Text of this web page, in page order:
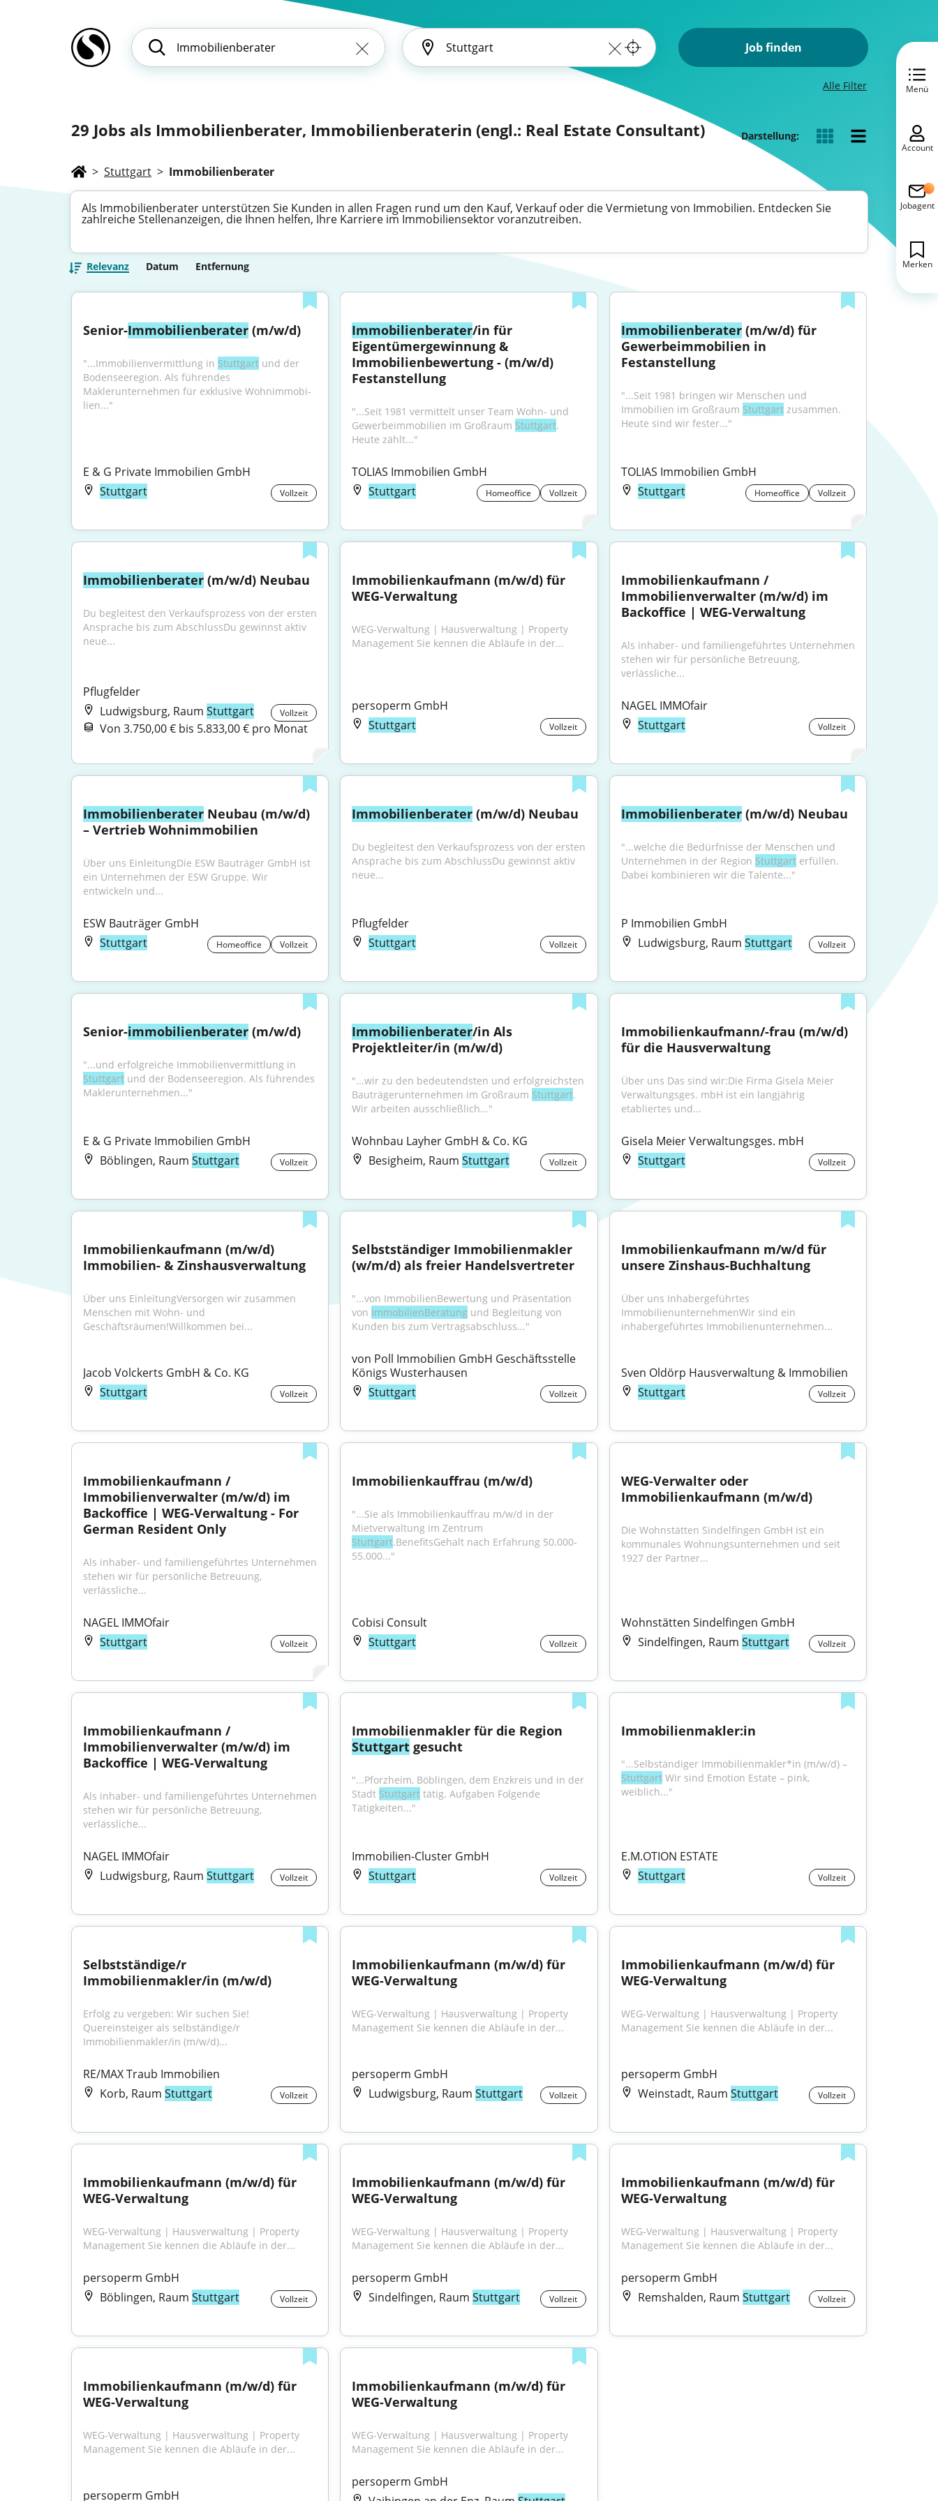
Job finden
Alle Filter
29 Jobs als Immobilienberater, Immobilienberaterin (engl.: Real Estate Consultant) Darstellung:
> Stuttgart > Immobilienberater
Als Immobilienberater unterstützen Sie Kunden in allen Fragen rund um den Kauf, Verkauf oder die Vermietung von Immobilien. Entdecken Sie
zahlreiche Stellenanzeigen, die Ihnen helfen, Ihre Karriere im Immobiliensektor voranzutreiben.
Relevanz Datum Entfernung
Senior-Immobilienberater (m/w/d)
"...Immobilienvermittlung in Stuttgart und der
Bodenseeregion. Als führendes
Maklerunternehmen für exklusive Wohnimmobi­
lien..."
E & G Private Immobilien GmbH
Stuttgart
Vollzeit
Immobilienberater/in für
Eigentümergewinnung &
Immobilienbewertung - (m/w/d)
Festanstellung
"...Seit 1981 vermittelt unser Team Wohn- und
Gewerbeimmobilien im Großraum Stuttgart.
Heute zählt..."
TOLIAS Immobilien GmbH
Stuttgart
Homeoffice Vollzeit
Immobilienberater (m/w/d) für
Gewerbeimmobilien in
Festanstellung
"...Seit 1981 bringen wir Menschen und
Immobilien im Großraum Stuttgart zusammen.
Heute sind wir fester..."
TOLIAS Immobilien GmbH
Stuttgart
Homeoffice Vollzeit
Immobilienberater (m/w/d) Neubau
Du begleitest den Verkaufsprozess von der ersten
Ansprache bis zum AbschlussDu gewinnst aktiv
neue...
Pflugfelder
Ludwigsburg, Raum Stuttgart Vollzeit
Von 3.750,00 € bis 5.833,00 € pro Monat
Immobilienkaufmann (m/w/d) für
WEG-Verwaltung
WEG-Verwaltung | Hausverwaltung | Property
Management Sie kennen die Abläufe in der...
persoperm GmbH
Stuttgart
Vollzeit
Immobilienkaufmann /
Immobilienverwalter (m/w/d) im
Backoffice | WEG-Verwaltung
Als inhaber- und familiengeführtes Unternehmen
stehen wir für persönliche Betreuung,
verlässliche...
NAGEL IMMOfair
Stuttgart
Vollzeit
Immobilienberater Neubau (m/w/d)
– Vertrieb Wohnimmobilien
Über uns EinleitungDie ESW Bauträger GmbH ist
ein Unternehmen der ESW Gruppe. Wir
entwickeln und...
ESW Bauträger GmbH
Stuttgart
Homeoffice Vollzeit
Immobilienberater (m/w/d) Neubau
Du begleitest den Verkaufsprozess von der ersten
Ansprache bis zum AbschlussDu gewinnst aktiv
neue...
Pflugfelder
Stuttgart
Vollzeit
Immobilienberater (m/w/d) Neubau
"...welche die Bedürfnisse der Menschen und
Unternehmen in der Region Stuttgart erfüllen.
Dabei kombinieren wir die Talente..."
P Immobilien GmbH
Ludwigsburg, Raum Stuttgart Vollzeit
Senior-immobilienberater (m/w/d)
Stuttgart und der Bodenseeregion. Als führendes
Maklerunternehmen..."
E & G Private Immobilien GmbH
Böblingen, Raum Stuttgart Vollzeit
Immobilienberater/in Als
Projektleiter/in (m/w/d)
"...wir zu den bedeutendsten und erfolgreichsten
Bauträgerunternehmen im Großraum Stuttgart.
Wir arbeiten ausschließlich..."
Wohnbau Layher GmbH & Co. KG
Besigheim, RaumStuttgart Vollzeit
Immobilienkaufmann/-frau (m/w/d)
für die Hausverwaltung
Über uns Das sind wir:Die Firma Gisela Meier
Verwaltungsges. mbH ist ein langjährig
etabliertes und...
Gisela Meier Verwaltungsges. mbH
Stuttgart
Vollzeit
Immobilienkaufmann (m/w/d)
Immobilien- & Zinshausverwaltung
Über uns EinleitungVersorgen wir zusammen
Menschen mit Wohn- und
Geschäftsräumen!Willkommen bei...
Jacob Volckerts GmbH & Co. KG
Stuttgart
Vollzeit
Selbstständiger Immobilienmakler
(w/m/d) als freier Handelsvertreter
"...von ImmobilienBewertung und Präsentation
von ImmobilienBeratung und Begleitung von
Kunden bis zum Vertragsabschluss..."
von Poll Immobilien GmbH Geschäftsstelle
Königs Wusterhausen
Stuttgart
Vollzeit
Immobilienkaufmann m/w/d für
unsere Zinshaus-Buchhaltung
Über uns Inhabergeführtes
ImmobilienunternehmenWir sind ein
inhabergeführtes Immobilienunternehmen...
Sven Oldörp Hausverwaltung & Immobilien
Stuttgart
Vollzeit
Immobilienkaufmann /
Immobilienverwalter (m/w/d) im
Backoffice | WEG-Verwaltung - For
German Resident Only
Als inhaber- und familiengeführtes Unternehmen
stehen wir für persönliche Betreuung,
verlässliche...
NAGEL IMMOfair
Stuttgart
Vollzeit
Immobilienkauffrau (m/w/d)
"...Sie als Immobilienkauffrau m/w/d in der
Stuttgart.BenefitsGehalt nach Erfahrung 50.000-
55.000..."
Cobisi Consult
Stuttgart
Vollzeit
WEG-Verwalter oder
Immobilienkaufmann (m/w/d)
Die Wohnstätten Sindelfingen GmbH ist ein
kommunales Wohnungsunternehmen und seit
1927 der Partner...
Wohnstätten Sindelfingen GmbH
Sindelfingen, Raum Stuttgart Vollzeit
Immobilienkaufmann /
Immobilienverwalter (m/w/d) im
Backoffice | WEG-Verwaltung
Als inhaber- und familiengeführtes Unternehmen
stehen wir für persönliche Betreuung,
verlässliche...
NAGEL IMMOfair
Ludwigsburg, Raum Stuttgart Vollzeit
Stuttgart gesucht
"...Pforzheim, Böblingen, dem Enzkreis und in der
Stadt Stuttgart tätig. Aufgaben Folgende
Tätigkeiten..."
Immobilien-Cluster GmbH
Stuttgart
Vollzeit
Immobilienmakler:in
"...Selbständiger Immobilienmakler*in (m/w/d) –
Stuttgart Wir sind Emotion Estate – pink,
weiblich..."
E.M.OTION ESTATE
Stuttgart
Vollzeit
Selbstständige/r
Immobilienmakler/in (m/w/d)
Erfolg zu vergeben: Wir suchen Sie!
Quereinsteiger als selbständige/r
Immobilienmakler/in (m/w/d)...
RE/MAX Traub Immobilien
Korb, Raum Stuttgart Vollzeit
Immobilienkaufmann (m/w/d) für
WEG-Verwaltung
WEG-Verwaltung | Hausverwaltung | Property
Management Sie kennen die Abläufe in der...
persoperm GmbH
Ludwigsburg, RaumStuttgart Vollzeit
Immobilienkaufmann (m/w/d) für
WEG-Verwaltung
WEG-Verwaltung | Hausverwaltung | Property
Management Sie kennen die Abläufe in der...
persoperm GmbH
Weinstadt, Raum Stuttgart Vollzeit
Immobilienkaufmann (m/w/d) für
WEG-Verwaltung
WEG-Verwaltung | Hausverwaltung | Property
Management Sie kennen die Abläufe in der...
persoperm GmbH
Böblingen, Raum Stuttgart Vollzeit
Immobilienkaufmann (m/w/d) für
WEG-Verwaltung
WEG-Verwaltung | Hausverwaltung | Property
Management Sie kennen die Abläufe in der...
persoperm GmbH
Sindelfingen, RaumStuttgart Vollzeit
Immobilienkaufmann (m/w/d) für
WEG-Verwaltung
WEG-Verwaltung | Hausverwaltung | Property
Management Sie kennen die Abläufe in der...
persoperm GmbH
Remshalden, Raum Stuttgart Vollzeit
Immobilienkaufmann (m/w/d) für
WEG-Verwaltung
WEG-Verwaltung | Hausverwaltung | Property
Management Sie kennen die Abläufe in der...
persoperm GmbH
Immobilienkaufmann (m/w/d) für
WEG-Verwaltung
WEG-Verwaltung | Hausverwaltung | Property
Management Sie kennen die Abläufe in der...
persoperm GmbH
Menü
Account
Jobagent
Merken